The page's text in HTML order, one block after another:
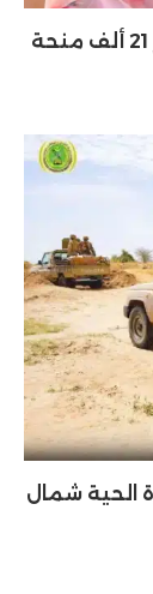
بنت الداه: مشروع تمكين المرأة سيوفر 21 ألف منحة
الحية شمال